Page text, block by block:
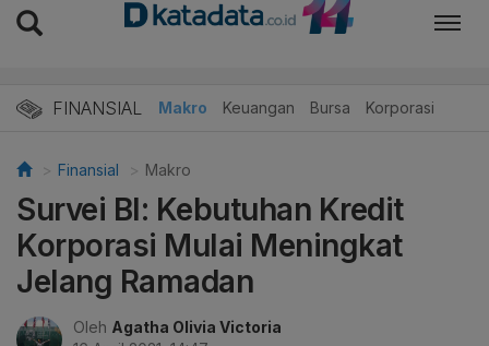
FINANSIAL Makro Keuangan Bursa Korporasi
Finansial Makro
Survei BI: Kebutuhan Kredit
Korporasi Mulai Meningkat
Jelang Ramadan
Oleh Agatha Olivia Victoria